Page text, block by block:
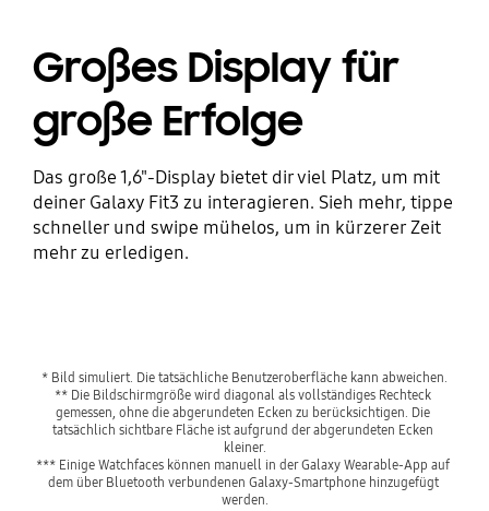
Großes Display für
große Erfolge
Das große 1,6"-Display bietet dir viel Platz, um mit
deiner Galaxy Fit3 zu interagieren. Sieh mehr, tippe
schneller und swipe mühelos, um in kürzerer Zeit
mehr zu erledigen.
* Bild simuliert. Die tatsächliche Benutzeroberfläche kann abweichen.
** Die Bildschirmgröße wird diagonal als vollständiges Rechteck
gemessen, ohne die abgerundeten Ecken zu berücksichtigen. Die
tatsächlich sichtbare Fläche ist aufgrund der abgerundeten Ecken
kleiner.
*** Einige Watchfaces können manuell in der Galaxy Wearable-App auf
dem über Bluetooth verbundenen Galaxy-Smartphone hinzugefügt
werden.